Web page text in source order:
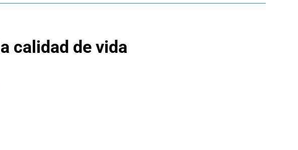
calidad de vida